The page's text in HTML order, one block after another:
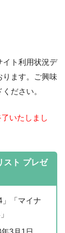
イト利用状況デ
ります。ご興味
ださい。
いたしまし
スト プレゼ
「マイナ